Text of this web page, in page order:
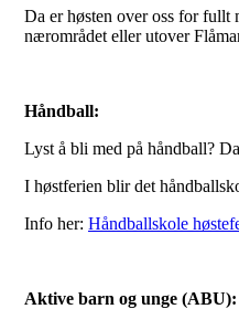
Da er høsten over oss for fullt
nærområdet eller utover
Håndball:
Lyst å bli med på håndball?
I høstferien blir det
Info her: Håndballskole
Aktive barn og unge (ABU):